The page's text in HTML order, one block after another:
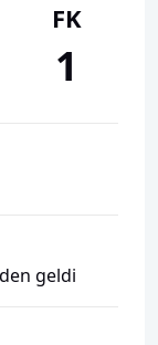
FK
1
geldi